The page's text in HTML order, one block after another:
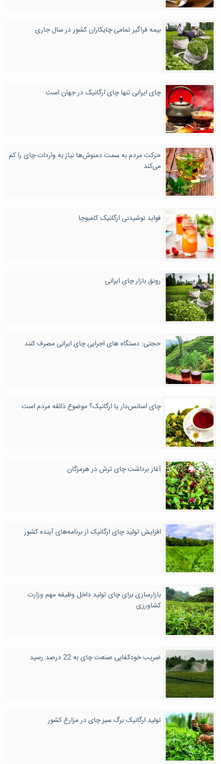
بیمه فراگیر تمامی چایکاران کشور در سال جاری
چای ایرانی تنها چای ارگانیک در جهان است
حرکت مردم به سمت دمنوش‌ها نیاز به واردات چای را کم
می‌کند
فواید نوشیدنی ارگانیک کامبوچا
رونق بازار چای ایرانی
حجتی: دستگاه های اجرایی چای ایرانی مصرف کنند
چای اسانس‌دار یا ارگانیک؟ موضوع ذائقه مردم است
آغاز برداشت چای ترش در هرمزگان
افزایش تولید چای ارگانیک از برنامه‌های آینده کشور
بازارسازی برای چای تولید داخل وظیفه مهم وزارت
کشاورزی
ضریب خودکفایی صنعت چای به 22 درصد رسید
تولید ارگانیک برگ سبز چای در مزارع کشور